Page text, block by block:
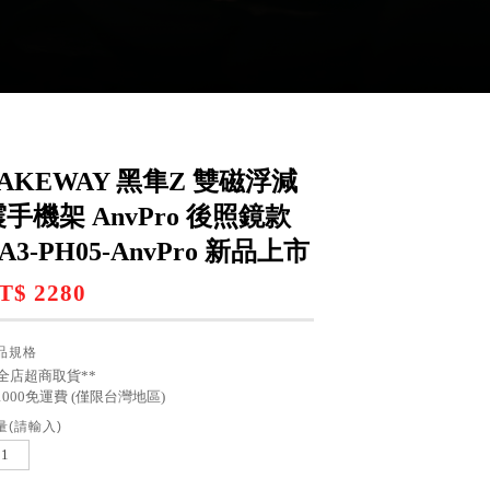
黑隼Z 雙磁浮減
手機架 AnvPro 後照鏡款
PH05-AnvPro 新品上市
2280
規格
店超商取貨**
免運費 (僅限台灣地區)
(請輸入)